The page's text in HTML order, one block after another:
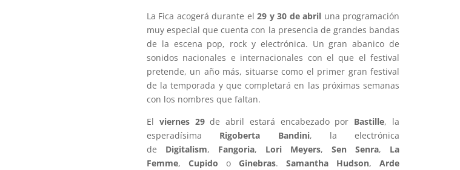
La Fica acogerá durante el29 y 30 de abril una programación
muy especial que cuenta con la presencia de grandes bandas
de la escena pop, rock y electrónica. Un gran abanico de
sonidos nacionales e internacionales con el que el festival
pretende, un año más, situarse como el primer gran festival
de la temporada y que completará en las próximas semanas
con los nombres que faltan.
El viernes 29de abril estará encabezado por Bastille, la
esperadísima Rigoberta Bandini, la electrónica
de Digitalism, Fangoria, Lori Meyers,Sen Senra, La
Femme, Cupido o Ginebras.Samantha Hudson,Arde